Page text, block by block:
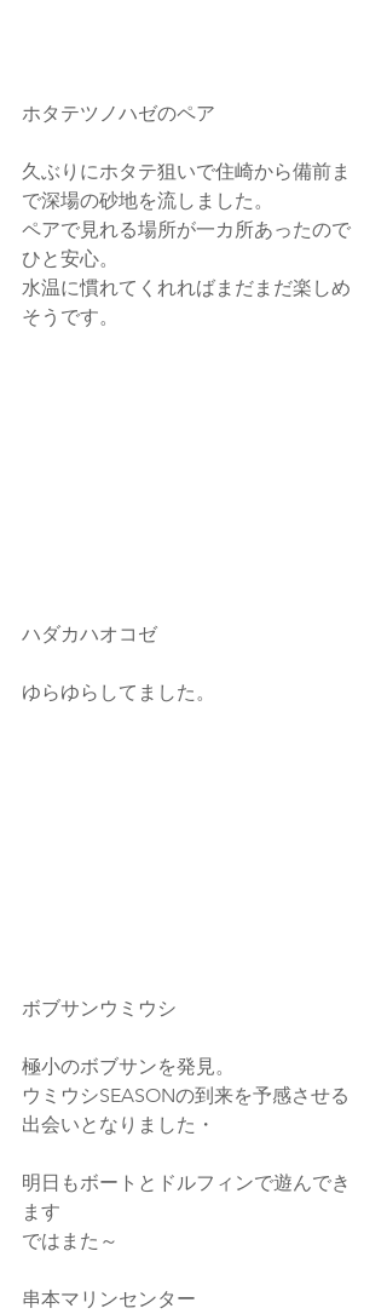
ホタテツノハゼのペア
久ぶりにホタテ狙いで住崎から備前ま
で深場の砂地を流しました。
ペアで見れる場所が一カ所あったので
ひと安心。
水温に慣れてくれればまだまだ楽しめ
そうです。
ハダカハオコゼ
ゆらゆらしてました。
ボブサンウミウシ
極小のボブサンを発見。
ウミウシSEASONの到来を予感させる
出会いとなりました・
明日もボートとドルフィンで遊んでき
ます
ではまた～
串本マリンセンター